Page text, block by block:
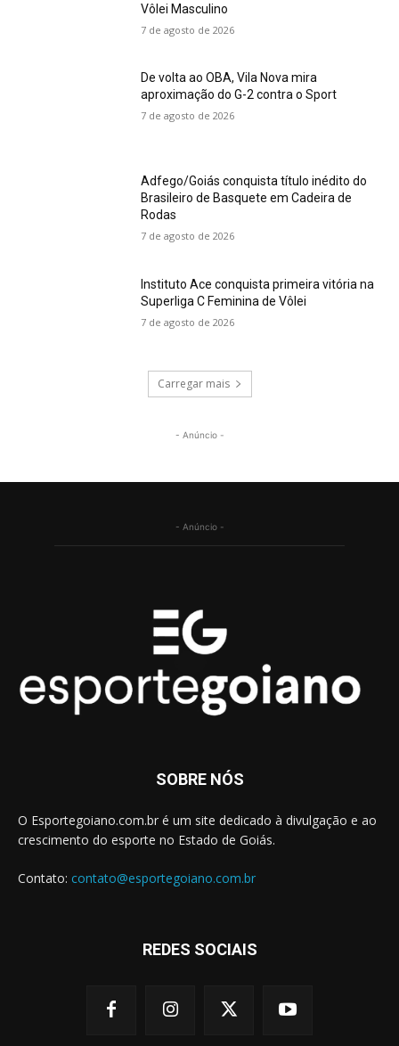
Vôlei Masculino
7 de agosto de 2026
De volta ao OBA, Vila Nova mira
aproximação do G-2 contra o Sport
7 de agosto de 2026
Adfego/Goiás conquista título inédito do
Brasileiro de Basquete em Cadeira de
Rodas
7 de agosto de 2026
Instituto Ace conquista primeira vitória na
Superliga C Feminina de Vôlei
7 de agosto de 2026
Carregar mais
- Anúncio -
- Anúncio -
SOBRE NÓS
O Esportegoiano.com.br é um site dedicado à divulgação e ao
crescimento do esporte no Estado de Goiás.
Contato: contato@esportegoiano.com.br
REDES SOCIAIS